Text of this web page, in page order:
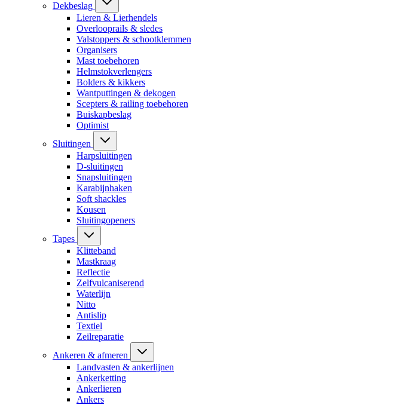
Dekbeslag
Lieren & Lierhendels
Overlooprails & sledes
Valstoppers & schootklemmen
Organisers
Mast toebehoren
Helmstokverlengers
Bolders & kikkers
Wantputtingen & dekogen
Scepters & railing toebehoren
Buiskapbeslag
Optimist
Sluitingen
Harpsluitingen
D-sluitingen
Snapsluitingen
Karabijnhaken
Soft shackles
Kousen
Sluitingopeners
Tapes
Klitteband
Mastkraag
Reflectie
Zelfvulcaniserend
Waterlijn
Nitto
Antislip
Textiel
Zeilreparatie
Ankeren & afmeren
Landvasten & ankerlijnen
Ankerketting
Ankerlieren
Ankers